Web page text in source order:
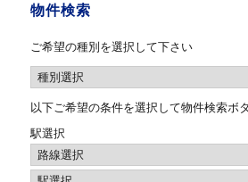
物件検索
ご希望の種別を選択して下さい
以下ご希望の条件を選択して物件検索ボ
駅選択